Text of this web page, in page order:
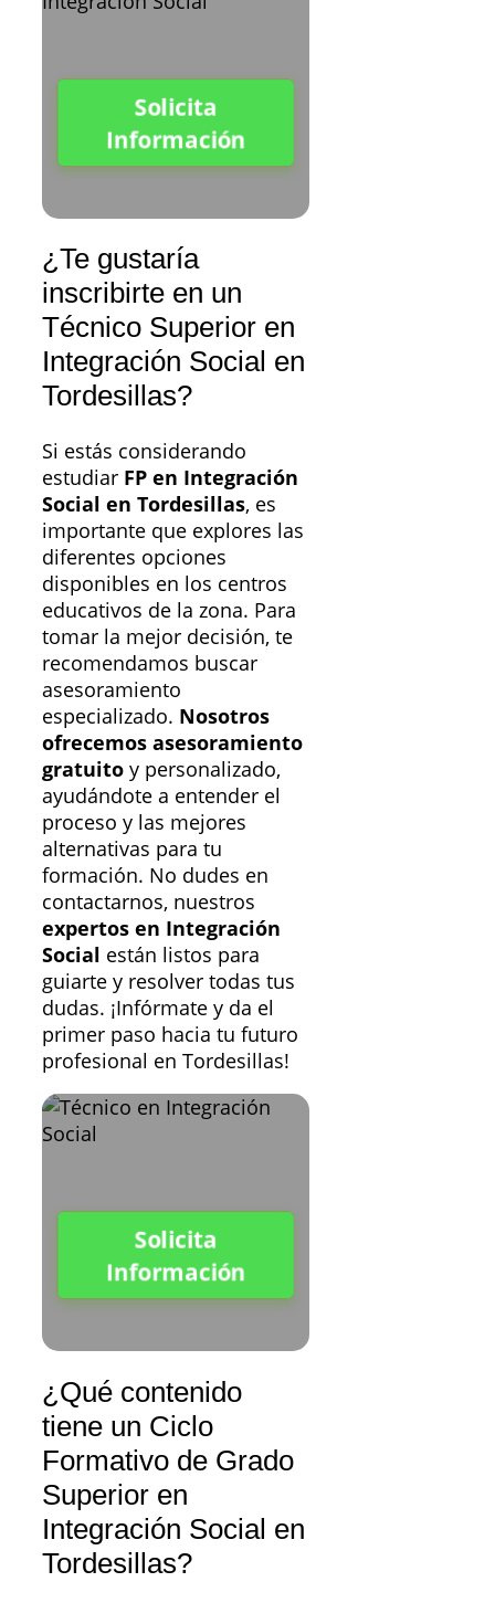
Solicita
Información
¿Te gustaría
inscribirte en un
Técnico Superior en
Integración Social en
Tordesillas?
Si estás considerando
estudiar FP en Integración
Social en Tordesillas, es
importante que explores las
diferentes opciones
disponibles en los centros
educativos de la zona. Para
tomar la mejor decisión, te
recomendamos buscar
asesoramiento
especializado. Nosotros
ofrecemos asesoramiento
gratuito y personalizado,
ayudándote a entender el
proceso y las mejores
alternativas para tu
formación. No dudes en
contactarnos, nuestros
expertos en Integración
Social están listos para
guiarte y resolver todas tus
dudas. ¡Infórmate y da el
primer paso hacia tu futuro
profesional en Tordesillas!
Solicita
Información
¿Qué contenido
tiene un Ciclo
Formativo de Grado
Superior en
Integración Social en
Tordesillas?